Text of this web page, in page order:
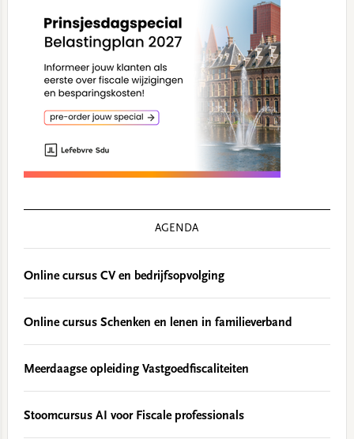
AGENDA
Online cursus CV en bedrijfsopvolging
Online cursus Schenken en lenen in familieverband
Meerdaagse opleiding Vastgoedfiscaliteiten
Stoomcursus AI voor Fiscale professionals